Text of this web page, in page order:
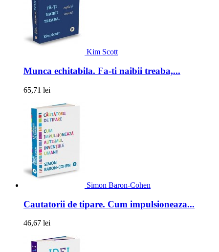
Kim Scott
Munca echitabila. Fa-ti naibii treaba,...
65,71 lei
Simon Baron-Cohen
Cautatorii de tipare. Cum impulsioneaza...
46,67 lei